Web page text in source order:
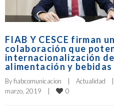
FIAB Y CESCE firman
colaboración que
internacionalización
alimentación y bebidas
By fiabcomunicacion Actualidad
marzo, 2019
0